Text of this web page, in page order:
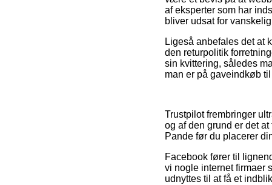
af eksperter som har
bliver udsat for
Ligeså anbefales det at
den returpolitik
sin kvittering, således
man er på gaveindkøb
Trustpilot frembringer
og af den grund er det
Pande før du placerer
Facebook fører til
vi nogle internet firmaer
udnyttes til at få et